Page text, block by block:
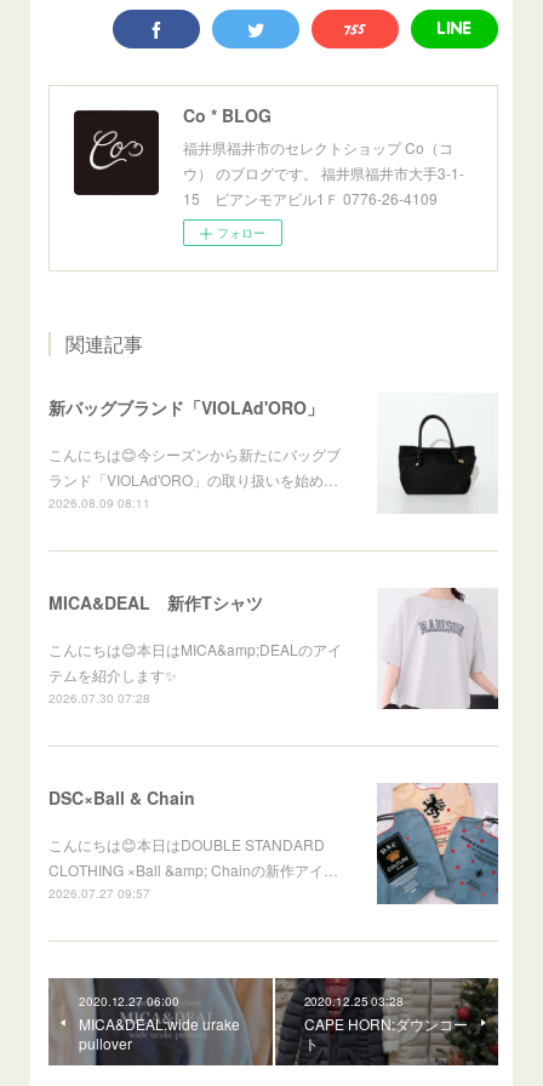
Co * BLOG
福井県福井市のセレクトショップ Co（コ
ウ） のブログです。 福井県福井市大手3-1-
15 ビアンモアビル1Ｆ 0776-26-4109
フォロー
関連記事
新バッグブランド「VIOLAd'ORO」
こんにちは😊今シーズンから新たにバッグブ
ランド「VIOLAd'ORO」の取り扱いを始め…
2026.08.09 08:11
MICA&DEAL 新作Tシャツ
こんにちは😊本日はMICA&amp;DEALのアイ
テムを紹介します✨
2026.07.30 07:28
DSC×Ball & Chain
こんにちは😊本日はDOUBLE STANDARD
CLOTHING ×Ball &amp; Chainの新作アイ…
2026.07.27 09:57
2020.12.27 06:00
MICA&DEAL:wide urake
pullover
2020.12.25 03:28
CAPE HORN:ダウンコー
ト